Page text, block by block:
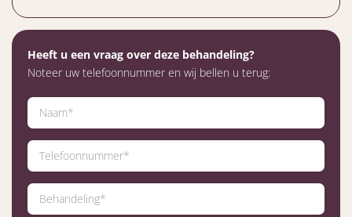
Heeft u een vraag over deze behandeling?
Noteer uw telefoonnummer en wij bellen u terug: